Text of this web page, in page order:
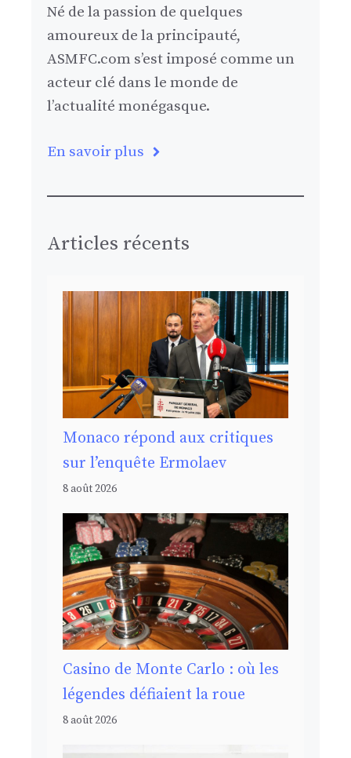
Né de la passion de quelques
amoureux de la principauté,
ASMFC.com s’est imposé comme un
acteur clé dans le monde de
l’actualité monégasque.
En savoir plus
Articles récents
Monaco répond aux critiques
sur l’enquête Ermolaev
8 août 2026
Casino de Monte Carlo : où les
légendes défiaient la roue
8 août 2026